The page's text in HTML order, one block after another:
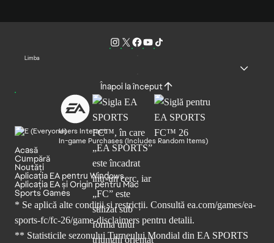
Limba
Înapoi la început
Users Interact
In-game Purchases (Includes Random Items)
Acasă
Cumpără
Noutăți
Aplicația EA pentru Windows
Aplicația EA și Origin pentru Mac
Sports Games
* Se aplică alte condiții și restricții. Consultă ea.com/games/ea-
sports-fc/fc-26/game-disclaimers pentru detalii.
** Statisticile sezonului Turneului Mondial din EA SPORTS